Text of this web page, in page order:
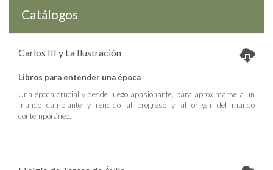
Catálogos
Carlos III y La Ilustración
Libros para entender una época
Una época crucial y desde luego apasionante, para aproximarse a un
mundo cambiante y rendido al progreso y al origen del mundo
contemporáneo.